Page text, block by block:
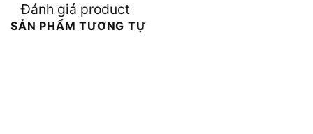
Đánh giá product
SẢN PHẨM TƯƠNG TỰ